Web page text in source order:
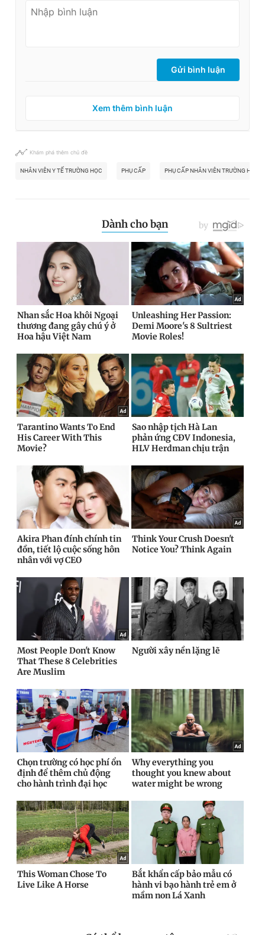
Gửi bình luận
Xem thêm bình luận
Khám phá thêm chủ đề
NHÂN VIÊN Y TẾ TRƯỜNG HỌC PHỤ CẤP PHỤ CẤP NHÂN VIÊN TRƯỜNG HỌC